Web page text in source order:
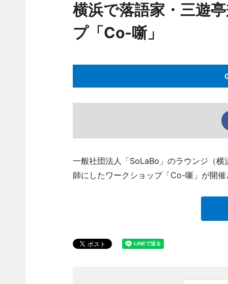
横浜で落語家・三遊
プ「Co-噺」
一般社団法人「SoLaBo」のラウンジ（
師にしたワークショップ「Co-噺」が開催